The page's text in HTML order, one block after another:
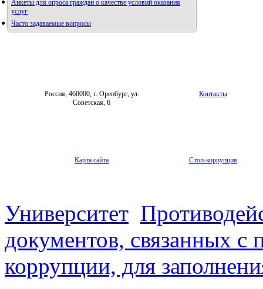
Фотогалерея
Анкеты для опроса граждан о качестве условий оказания
услуг
Часто задаваемые вопросы
Россия, 460000, г. Оренбург, ул.
Советская, 6
Контакты
Карта сайта Стоп-коррупция
Университет
документов, связанных с
коррупции, для